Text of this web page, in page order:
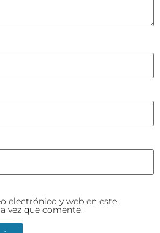
electrónico y web en este
vez que comente.